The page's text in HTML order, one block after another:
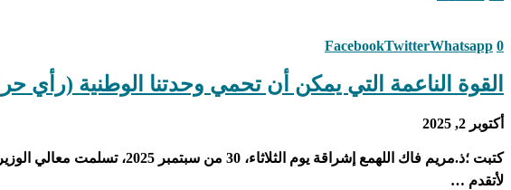
0
FacebookTwitterWhatsapp
القوة الناعمة التي يمكن أن تحمي وحدتنا الوطنية (رأي
أكتوبر 2, 2025
كتبت ؛ذ.مريم فاك اللهمع
لأتقدم …